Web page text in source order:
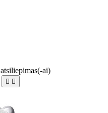
atsiliepimas(-ai)
 